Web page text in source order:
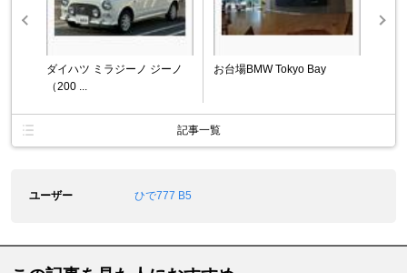
ダイハツ ミラジーノ ジーノ
（200 ...
お台場BMW Tokyo Bay
記事一覧
ユーザー ひで777 B5